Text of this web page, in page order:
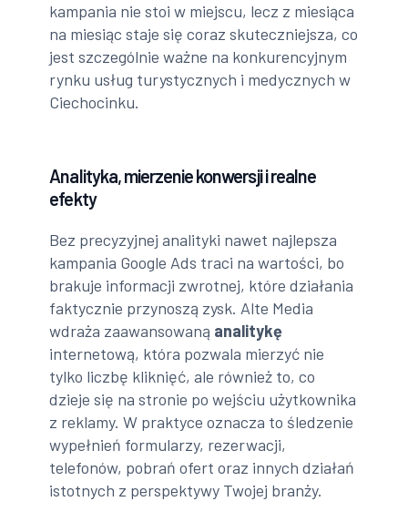
kampania nie stoi w miejscu, lecz z miesiąca
na miesiąc staje się coraz skuteczniejsza, co
jest szczególnie ważne na konkurencyjnym
rynku usług turystycznych i medycznych w
Ciechocinku.
Analityka, mierzenie konwersji i realne
efekty
Bez precyzyjnej analityki nawet najlepsza
kampania Google Ads traci na wartości, bo
brakuje informacji zwrotnej, które działania
faktycznie przynoszą zysk. Alte Media
wdraża zaawansowaną analitykę
internetową, która pozwala mierzyć nie
tylko liczbę kliknięć, ale również to, co
dzieje się na stronie po wejściu użytkownika
z reklamy. W praktyce oznacza to śledzenie
wypełnień formularzy, rezerwacji,
telefonów, pobrań ofert oraz innych działań
istotnych z perspektywy Twojej branży.